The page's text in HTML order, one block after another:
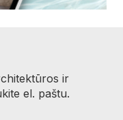
ir
el. paštu.